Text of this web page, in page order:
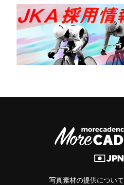
写真素材の提供について